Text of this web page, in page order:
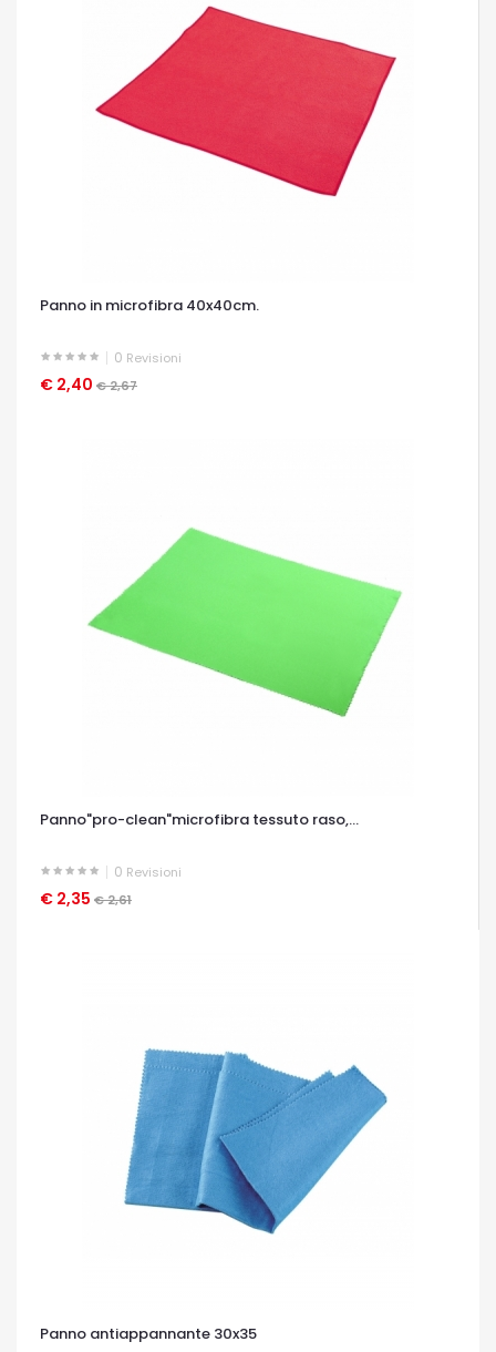
Panno in microfibra 40x40cm.
0 Revisioni
€ 2,40 € 2,67
OCCHIATA VELOCE
Panno"pro-clean"microfibra tessuto raso,...
0 Revisioni
€ 2,35 € 2,61
OCCHIATA VELOCE
Panno antiappannante 30x35